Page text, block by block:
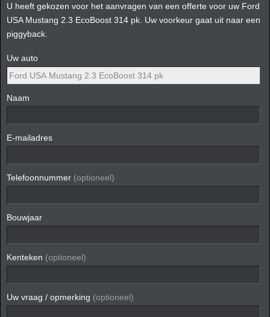
U heeft gekozen voor het aanvragen van een offerte voor uw Ford
USA Mustang 2.3 EcoBoost 314 pk. Uw voorkeur gaat uit naar een
piggyback.
Uw auto
Naam
E-mailadres
Telefoonnummer (optioneel)
Bouwjaar
Kenteken (optioneel)
Uw vraag / opmerking (optioneel)